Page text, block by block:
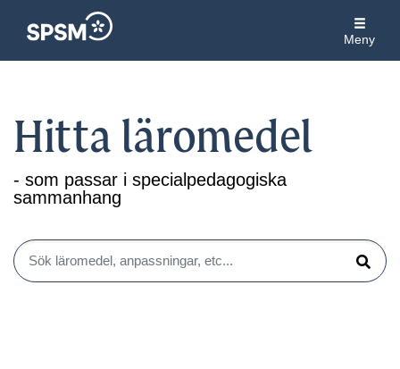
Meny
Hitta läromedel
- som passar i specialpedagogiska
sammanhang
Sök läromedel, anpassningar, etc...
Sök